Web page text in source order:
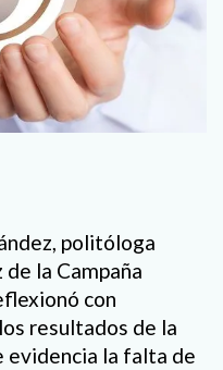
politóloga
la Campaña
con
resultados de la
evidencia la falta de